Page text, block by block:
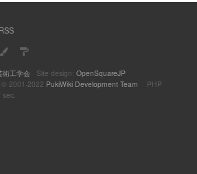
RSS
術工学会Site design: OpenSquareJP
© 2001-2022 PukiWiki Development Team PHP